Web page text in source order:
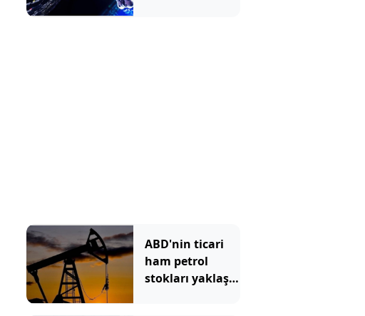
ABD'nin ticari
ham petrol
stokları yaklaşık